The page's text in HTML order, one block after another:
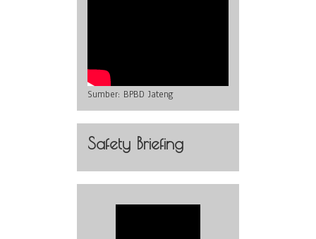
Sumber: BPBD Jateng
Safety Briefing